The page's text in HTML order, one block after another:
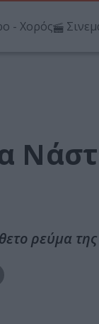
- Χορός
ρεύμα